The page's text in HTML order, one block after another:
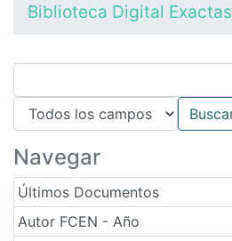
Biblioteca Digital Exactas
Navegar
Últimos Documentos
Autor FCEN - Año